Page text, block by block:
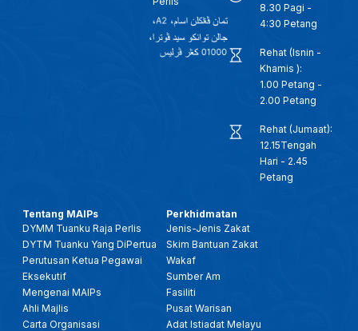
8.30 Pagi -
4:30 Petang
Rehat (Isnin -
Khamis ):
1.00 Petang -
2.00 Petang
Rehat (Jumaat):
12.15Tengah
Hari - 2.45
Petang
Tentang MAIPs
DYMM Tuanku Raja Perlis
DYTM Tuanku Yang DiPertua
Perutusan Ketua Pegawai
Eksekutif
Mengenai MAIPs
Ahli Majlis
Carta Organisasi
Perkhidmatan
Jenis-Jenis Zakat
Skim Bantuan Zakat
Wakaf
Sumber Am
Fasiliti
Pusat Warisan
Adat Istiadat Melayu